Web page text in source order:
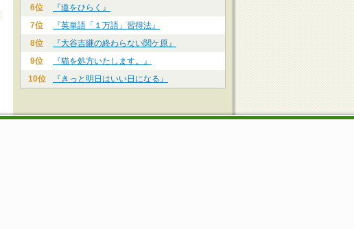
6位
『道をひらく』
7位
『英単語「１万語」習得法』
8位
『大谷吉継の終わらない関ケ原』
9位
『猫を処方いたします。』
10位
『きっと明日はいい日になる』